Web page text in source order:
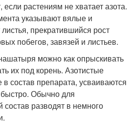
растениям не хватает азота.
указывают вялые и
прекратившийся рост
побегов, завязей и листьев.
можно как опрыскивать
их под корень. Азотистые
состав препарата, усваиваются
Обычно для
разводят в немного